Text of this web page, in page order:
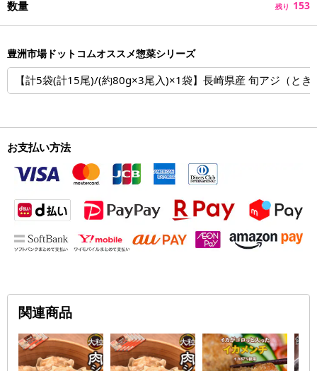
数量 残り 153
豊洲市場ドットコムオススメ惣菜シリーズ
【計5袋(計15尾)/(約80g×3尾入)×1袋】長崎県産 旬アジ（とき
お支払い方法
関連商品